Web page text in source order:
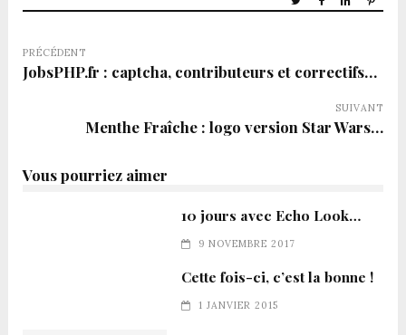
PRÉCÉDENT
JobsPHP.fr : captcha, contributeurs et correctifs…
SUIVANT
Menthe Fraîche : logo version Star Wars…
Vous pourriez aimer
10 jours avec Echo Look…
9 NOVEMBRE 2017
Cette fois-ci, c’est la bonne !
1 JANVIER 2015